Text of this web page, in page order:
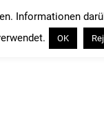
Informationen
OK